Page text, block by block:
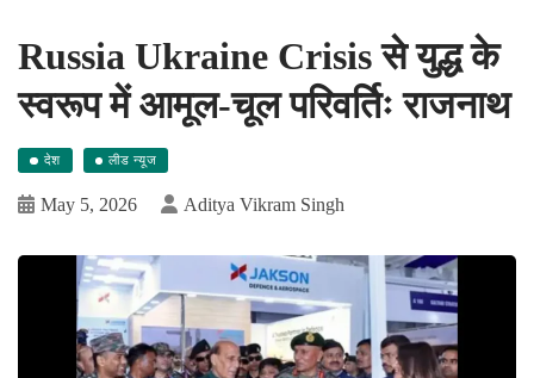
Russia Ukraine Crisis से युद्ध के
स्वरूप में आमूल-चूल परिवर्तिः राजनाथ
देश लीड न्यूज
May 5, 2026 Aditya Vikram Singh